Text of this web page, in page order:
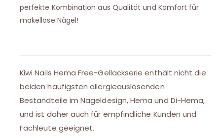
perfekte Kombination aus Qualität und Komfort für
makellose Nägel!
Kiwi Nails Hema Free-Gellackserie enthält nicht die
beiden häufigsten allergieauslösenden
Bestandteile im Nageldesign, Hema und Di-Hema,
und ist daher auch für empfindliche Kunden und
Fachleute geeignet.